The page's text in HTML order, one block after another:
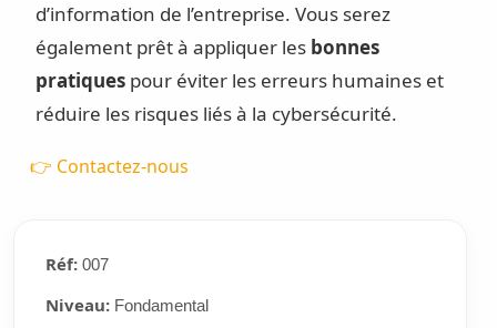
d’information de l’entreprise. Vous serez
également prêt à appliquer les bonnes
pratiquespour éviter les erreurs humaines et
réduire les risques liés à la cybersécurité.
👉 Contactez-nous
Réf:007
Niveau:Fondamental